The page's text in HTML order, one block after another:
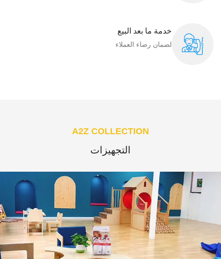
خدمة ما بعد البيع
لضمان رضاء العملاء​
A2Z COLLECTION
التجهيزات